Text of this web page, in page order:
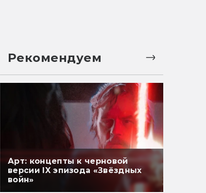
Рекомендуем
Арт: концепты к черновой
версии IX эпизода «Звёздных
войн»